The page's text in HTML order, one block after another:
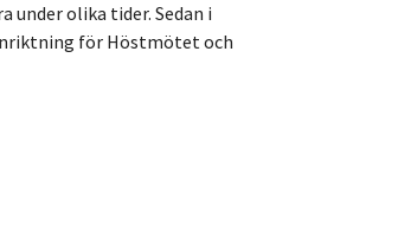
under olika tider. Sedan i
för Höstmötet och